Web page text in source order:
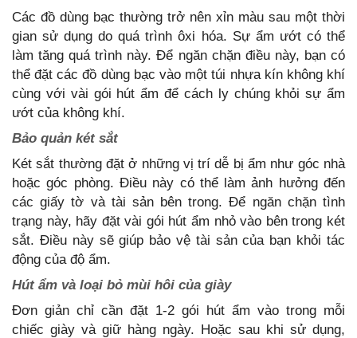
Các đồ dùng bạc thường trở nên xỉn màu sau một thời
gian sử dụng do quá trình ôxi hóa. Sự ẩm ướt có thể
làm tăng quá trình này. Để ngăn chặn điều này, bạn có
thể đặt các đồ dùng bạc vào một túi nhựa kín không khí
cùng với vài gói hút ẩm để cách ly chúng khỏi sự ẩm
ướt của không khí.
Bảo quản két sắt
Két sắt thường đặt ở những vị trí dễ bị ẩm như góc nhà
hoặc góc phòng. Điều này có thể làm ảnh hưởng đến
các giấy tờ và tài sản bên trong. Để ngăn chặn tình
trạng này, hãy đặt vài gói hút ẩm nhỏ vào bên trong két
sắt. Điều này sẽ giúp bảo vệ tài sản của bạn khỏi tác
động của độ ẩm.
Hút ẩm và loại bỏ mùi hôi của giày
Đơn giản chỉ cần đặt 1-2 gói hút ẩm vào trong mỗi
chiếc giày và giữ hàng ngày. Hoặc sau khi sử dụng,